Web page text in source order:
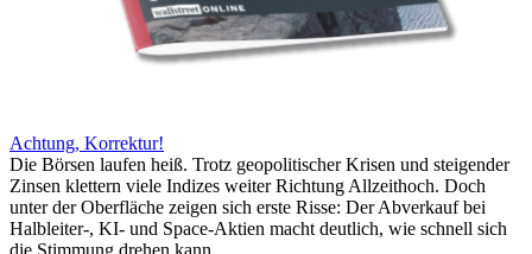
Achtung, Korrektur!
Die Börsen laufen heiß. Trotz geopolitischer Krisen und steigender
Zinsen klettern viele Indizes weiter Richtung Allzeithoch. Doch
unter der Oberfläche zeigen sich erste Risse: Der Abverkauf bei
Halbleiter-, KI- und Space-Aktien macht deutlich, wie schnell sich
die Stimmung drehen kann.